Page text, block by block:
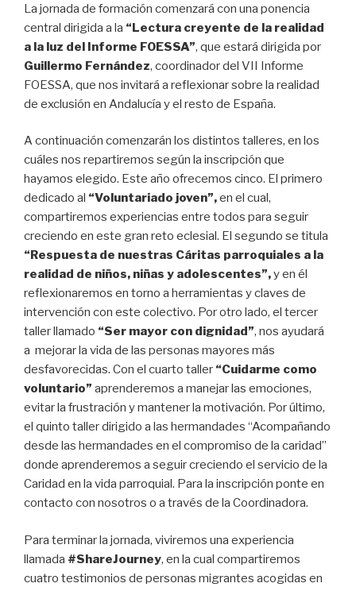
La jornada de formación comenzará con una ponencia
central dirigida a la “Lectura creyente de la realidad
a la luz del Informe FOESSA”, que estará dirigida por
Guillermo Fernández, coordinador del VII Informe
FOESSA, que nos invitará a reflexionar sobre la realidad
de exclusión en Andalucía y el resto de España.
A continuación comenzarán los distintos talleres, en los
cuáles nos repartiremos según la inscripción que
hayamos elegido. Este año ofrecemos cinco. El primero
dedicado al “Voluntariado joven”,en el cual,
compartiremos experiencias entre todos para seguir
creciendo en este gran reto eclesial. El segundo se titula
“Respuesta de nuestras Cáritas parroquiales a la
realidad de niños, niñas y adolescentes”,y en él
reflexionaremos en torno a herramientas y claves de
intervención con este colectivo. Por otro lado, el tercer
taller llamado “Ser mayor con dignidad”, nos ayudará
a mejorar la vida de las personas mayores más
desfavorecidas. Con el cuarto taller “Cuidarme como
voluntario” aprenderemos a manejar las emociones,
evitar la frustración y mantener la motivación. Por último,
el quinto taller dirigido a las hermandades “Acompañando
desde las hermandades en el compromiso de la caridad”
donde aprenderemos a seguir creciendo el servicio de la
Caridad en la vida parroquial. Para la inscripción ponte en
contacto con nosotros o a través de la Coordinadora.
Para terminar la jornada, viviremos una experiencia
llamada #ShareJourney, en la cual compartiremos
cuatro testimonios de personas migrantes acogidas en